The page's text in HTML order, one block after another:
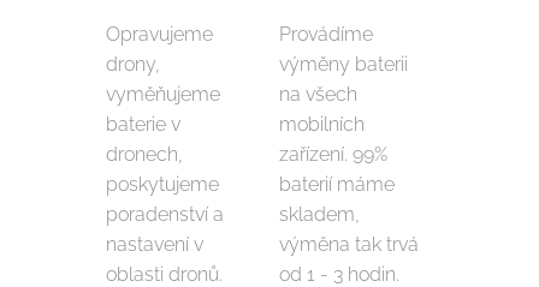
Opravujeme
drony,
vyměňujeme
baterie v
dronech,
poskytujeme
poradenství a
nastavení v
oblasti dronů.
Provádíme
výměny baterii
na všech
mobilních
zařízení. 99%
baterií máme
skladem,
výměna tak trvá
od 1 - 3 hodin.